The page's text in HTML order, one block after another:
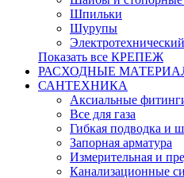
Шпильки
Шурупы
Показать все КРЕПЕЖ
РАСХОДНЫЕ
САНТЕХНИКА
Аксиальные
Все для газа
Гибкая подводка и
Запорная арматура
Измерительная и
Канализационные